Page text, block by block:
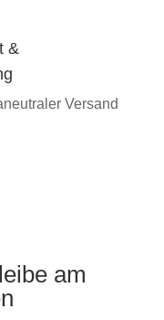
&
Versand
am